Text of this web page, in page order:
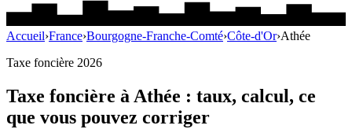
Accueil›France›Bourgogne-Franche-Comté›Côte-d'Or›Athée
Taxe foncière 2026
Taxe foncière àAthée : taux, calcul, ce
que vous pouvez corriger